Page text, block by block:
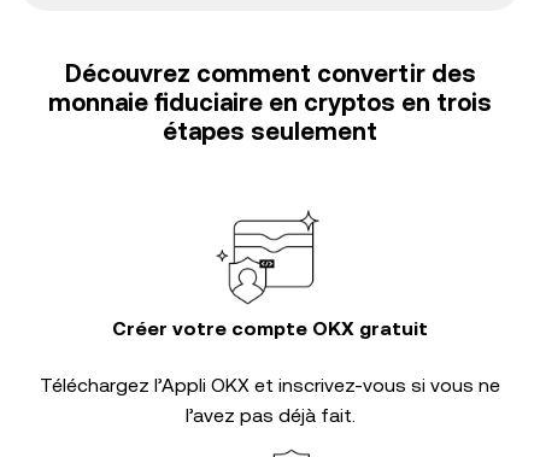
Découvrez comment convertir des
monnaie fiduciaire en cryptos en trois
étapes seulement
Créer votre compte OKX gratuit
Téléchargez l’Appli OKX et inscrivez-vous si vous ne
l’avez pas déjà fait.